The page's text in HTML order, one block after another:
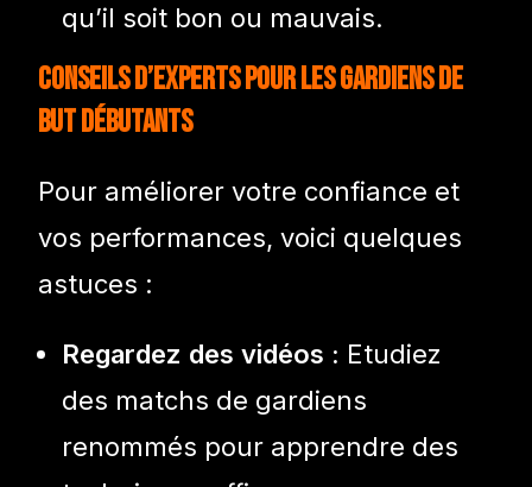
qu’il soit bon ou mauvais.
Conseils d’experts pour les gardiens de
but débutants
Pour améliorer votre confiance et
vos performances, voici quelques
astuces :
Regardez des vidéos : Etudiez
des matchs de gardiens
renommés pour apprendre des